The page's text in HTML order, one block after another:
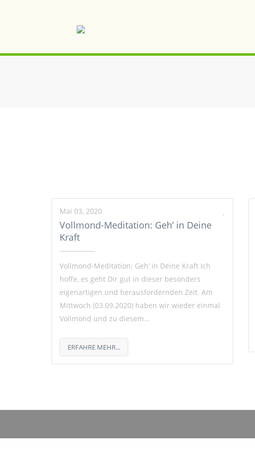
Mai 03, 2020
Vollmond-Meditation: Geh’ in Deine
Kraft
Vollmond-Meditation: Geh’ in Deine Kraft Ich
hoffe, es geht Dir gut in dieser besonders
eigenartigen und herausfordernden Zeit. Am
Mittwoch (03.09.2020) haben wir wieder einmal
Vollmond und zu diesem...
ERFAHRE MEHR...